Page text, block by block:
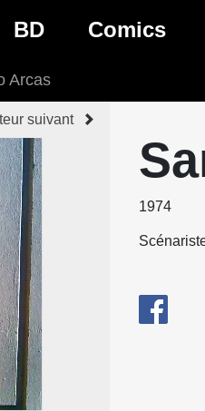
BD
Nouveautés BD
Prochaines sorties BD
Genres BD
Comics
Genres
Arcas
suivant
1974